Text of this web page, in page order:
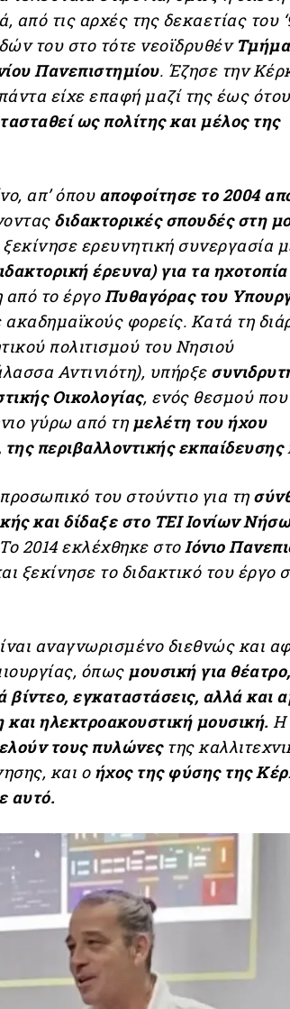
από τις αρχές της δεκαετίας του
του στο τότε νεοϊδρυθένΤμήμα
Πανεπιστημίου. Έζησε την
είχε επαφή μαζί της έως ότου
ως πολίτης και μέλος της
απ’ όπου αποφοίτησε το 2004
διδακτορικές σπουδές στη
ερευνητική συνεργασία
έρευνα) για τα
από το έργο Πυθαγόρας του
φορείς. Κατά τη
πολιτισμού του Νησιού
Αντινιότη), υπήρξε
Οικολογίας, ενός θεσμού που
γύρω από τη μελέτη του ήχου
περιβαλλοντικής εκπαίδευσης
του στούντιο για τη
και δίδαξε στο ΤΕΙ Ιονίων
2014 εκλέχθηκε στο Ιόνιο
ξεκίνησε το διδακτικό του έργο
αναγνωρισμένο διεθνώς και
όπως μουσική για θέατρο,
βίντεο, εγκαταστάσεις, αλλά και
ηλεκτροακουστική μουσική. Η
τους πυλώνες της
και ο ήχος της φύσης της
αυτό.